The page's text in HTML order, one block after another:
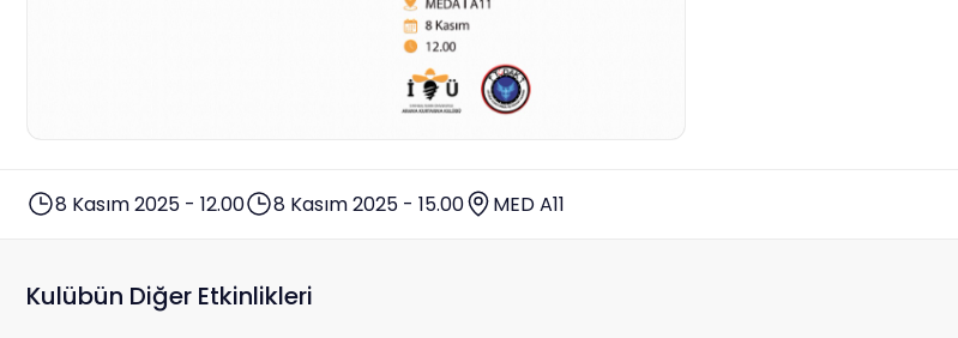
8 Kasım 2025 - 12.00 8 Kasım 2025 - 15.00 MED A11
Kulübün Diğer Etkinlikleri